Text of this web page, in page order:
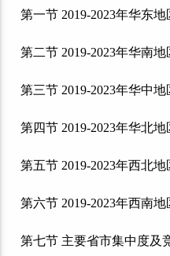
第一节 2019-2023年华东
第二节 2019-2023年华南
第三节 2019-2023年华中
第四节 2019-2023年华北
第五节 2019-2023年西北
第六节 2019-2023年西南
第七节 主要省市集中度及